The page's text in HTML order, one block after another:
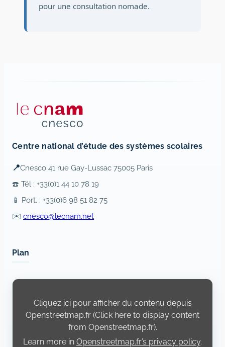
pour une consultation nomade.
Centre national d’étude des systèmes scolaires
📍Cnesco 41 rue Gay-Lussac 75005 Paris
☎️ Tél : +33(0)1 44 10 78 19
📱 Port. : +33(0)6 98 51 82 75
✉️ cnesco@lecnam.net
Plan
Display
Openstreetmap.fr
Cliquez ici pour afficher du contenu depuis
Openstreetmap.fr (Click here to display content
from Openstreetmap.fr).
Learn more in Openstreetmap.fr’s privacy policy.